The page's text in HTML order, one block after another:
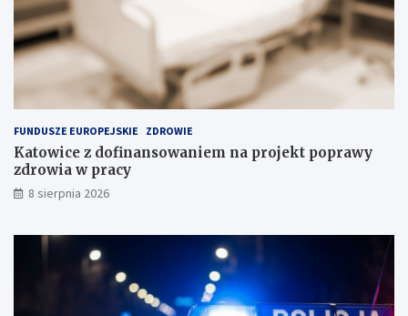
i
n
a
s
k
d
o
w
i
u
P
o
l
s
c
FUNDUSZE EUROPEJSKIE ZDROWIE
Katowice z dofinansowaniem na projekt poprawy
zdrowia w pracy
8 sierpnia 2026